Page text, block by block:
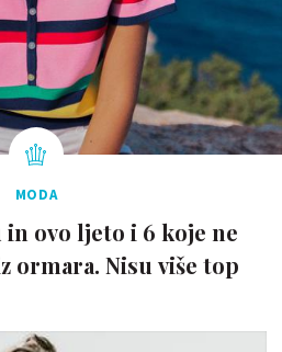
MODA
in ovo ljeto i 6 koje ne
ormara. Nisu više top